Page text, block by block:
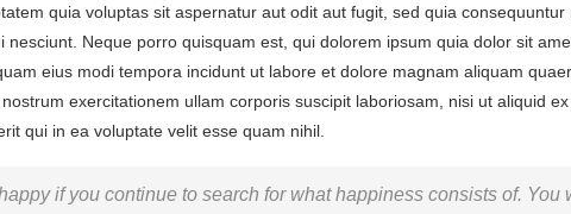
quia voluptas sit aspernatur aut odit aut fugit, sed quia
nesciunt. Neque porro quisquam est, qui dolorem ipsum quia dolor sit
eius modi tempora incidunt ut labore et dolore magnam aliquam
exercitationem ullam corporis suscipit laboriosam, nisi ut aliquid
qui in ea voluptate velit esse quam nihil.
if you continue to search for what happiness consists of. You